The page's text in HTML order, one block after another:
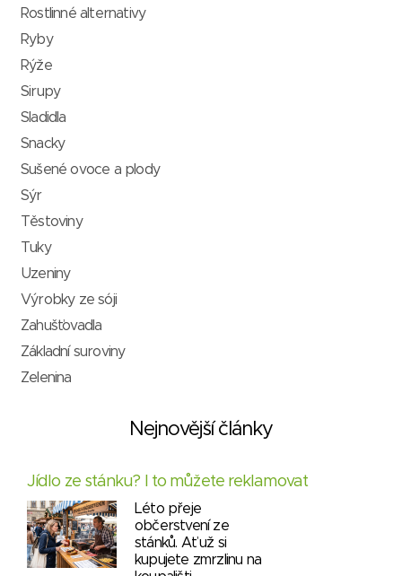
Rostlinné alternativy
Ryby
Rýže
Sirupy
Sladidla
Snacky
Sušené ovoce a plody
Sýr
Těstoviny
Tuky
Uzeniny
Výrobky ze sóji
Zahušťovadla
Základní suroviny
Zelenina
Nejnovější články
Jídlo ze stánku? I to můžete reklamovat
Léto přeje
občerstvení ze
stánků. Ať už si
kupujete zmrzlinu na